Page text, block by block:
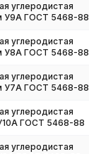
углеродистая
У9А ГОСТ 5468-88
углеродистая
У8А ГОСТ 5468-88
углеродистая
У7А ГОСТ 5468-88
углеродистая
ГОСТ 5468-88
углеродистая